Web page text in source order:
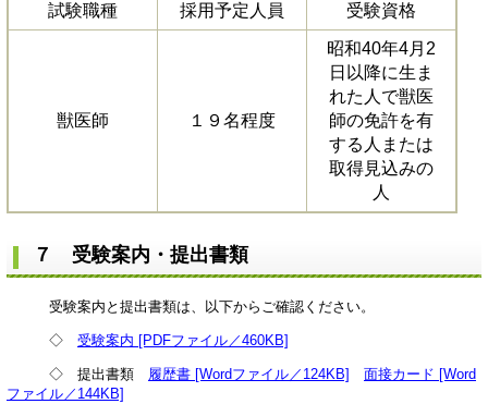
試験職種 採用予定人員 受験資格
獣医師 １９名程度
昭和40年4月2
日以降に生ま
れた人で獣医
師の免許を有
する人または
取得見込みの
人
７ 受験案内・提出書類
受験案内と提出書類は、以下からご確認ください。
◇ 受験案内 [PDFファイル／460KB]
◇ 提出書類 履歴書 [Wordファイル／124KB]
面接カード [Word
ファイル／144KB]